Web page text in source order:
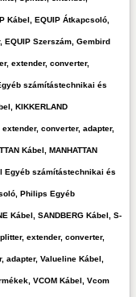
Kábel, EQUIP Átkapcsoló,
EQUIP Szerszám, Gembird
extender, converter,
számítástechnikai és
KIKKERLAND
converter, adapter,
Kábel, MANHATTAN
Egyéb számítástechnikai és
Philips Egyéb
Kábel, SANDBERG Kábel, S-
extender, converter,
adapter, Valueline Kábel,
VCOM Kábel, Vcom